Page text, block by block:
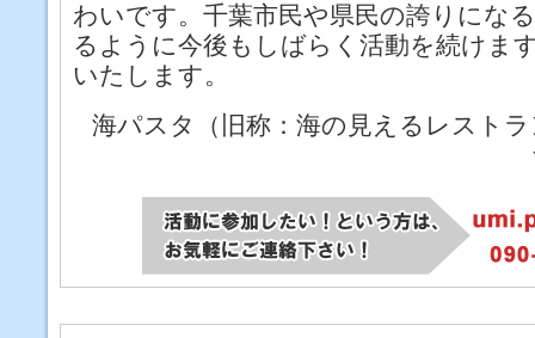
わいです。千葉市民や県民の誇りにな
るように今後もしばらく活動を続けま
いたします。
海パスタ（旧称：海の見えるレスト